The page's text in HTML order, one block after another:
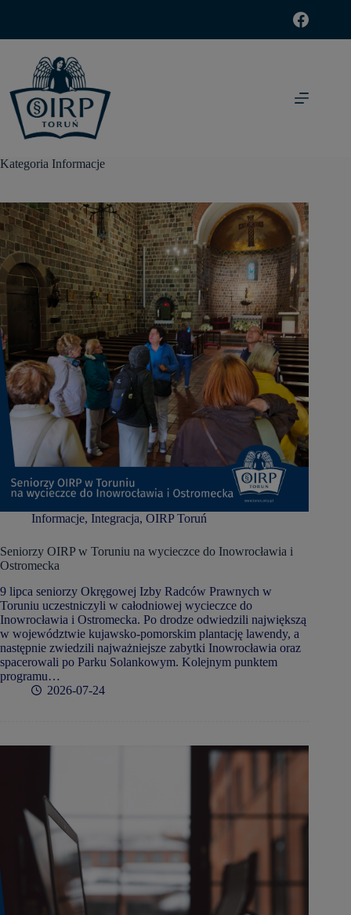
Kategoria Informacje
Informacje, Integracja, OIRP Toruń
Seniorzy OIRP w Toruniu na wycieczce do Inowrocławia i
Ostromecka
9 lipca seniorzy Okręgowej Izby Radców Prawnych w
Toruniu uczestniczyli w całodniowej wycieczce do
Inowrocławia i Ostromecka. Po drodze odwiedzili największą
w województwie kujawsko-pomorskim plantację lawendy, a
następnie zwiedzili najważniejsze zabytki Inowrocławia oraz
spacerowali po Parku Solankowym. Kolejnym punktem
programu…
2026-07-24